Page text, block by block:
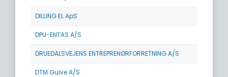
DILLING EL ApS
DPU-ENTAS A/S
DRUEDALSVEJENS ENTREPRENØRFORRETNING A/S
DTM Gulve A/S